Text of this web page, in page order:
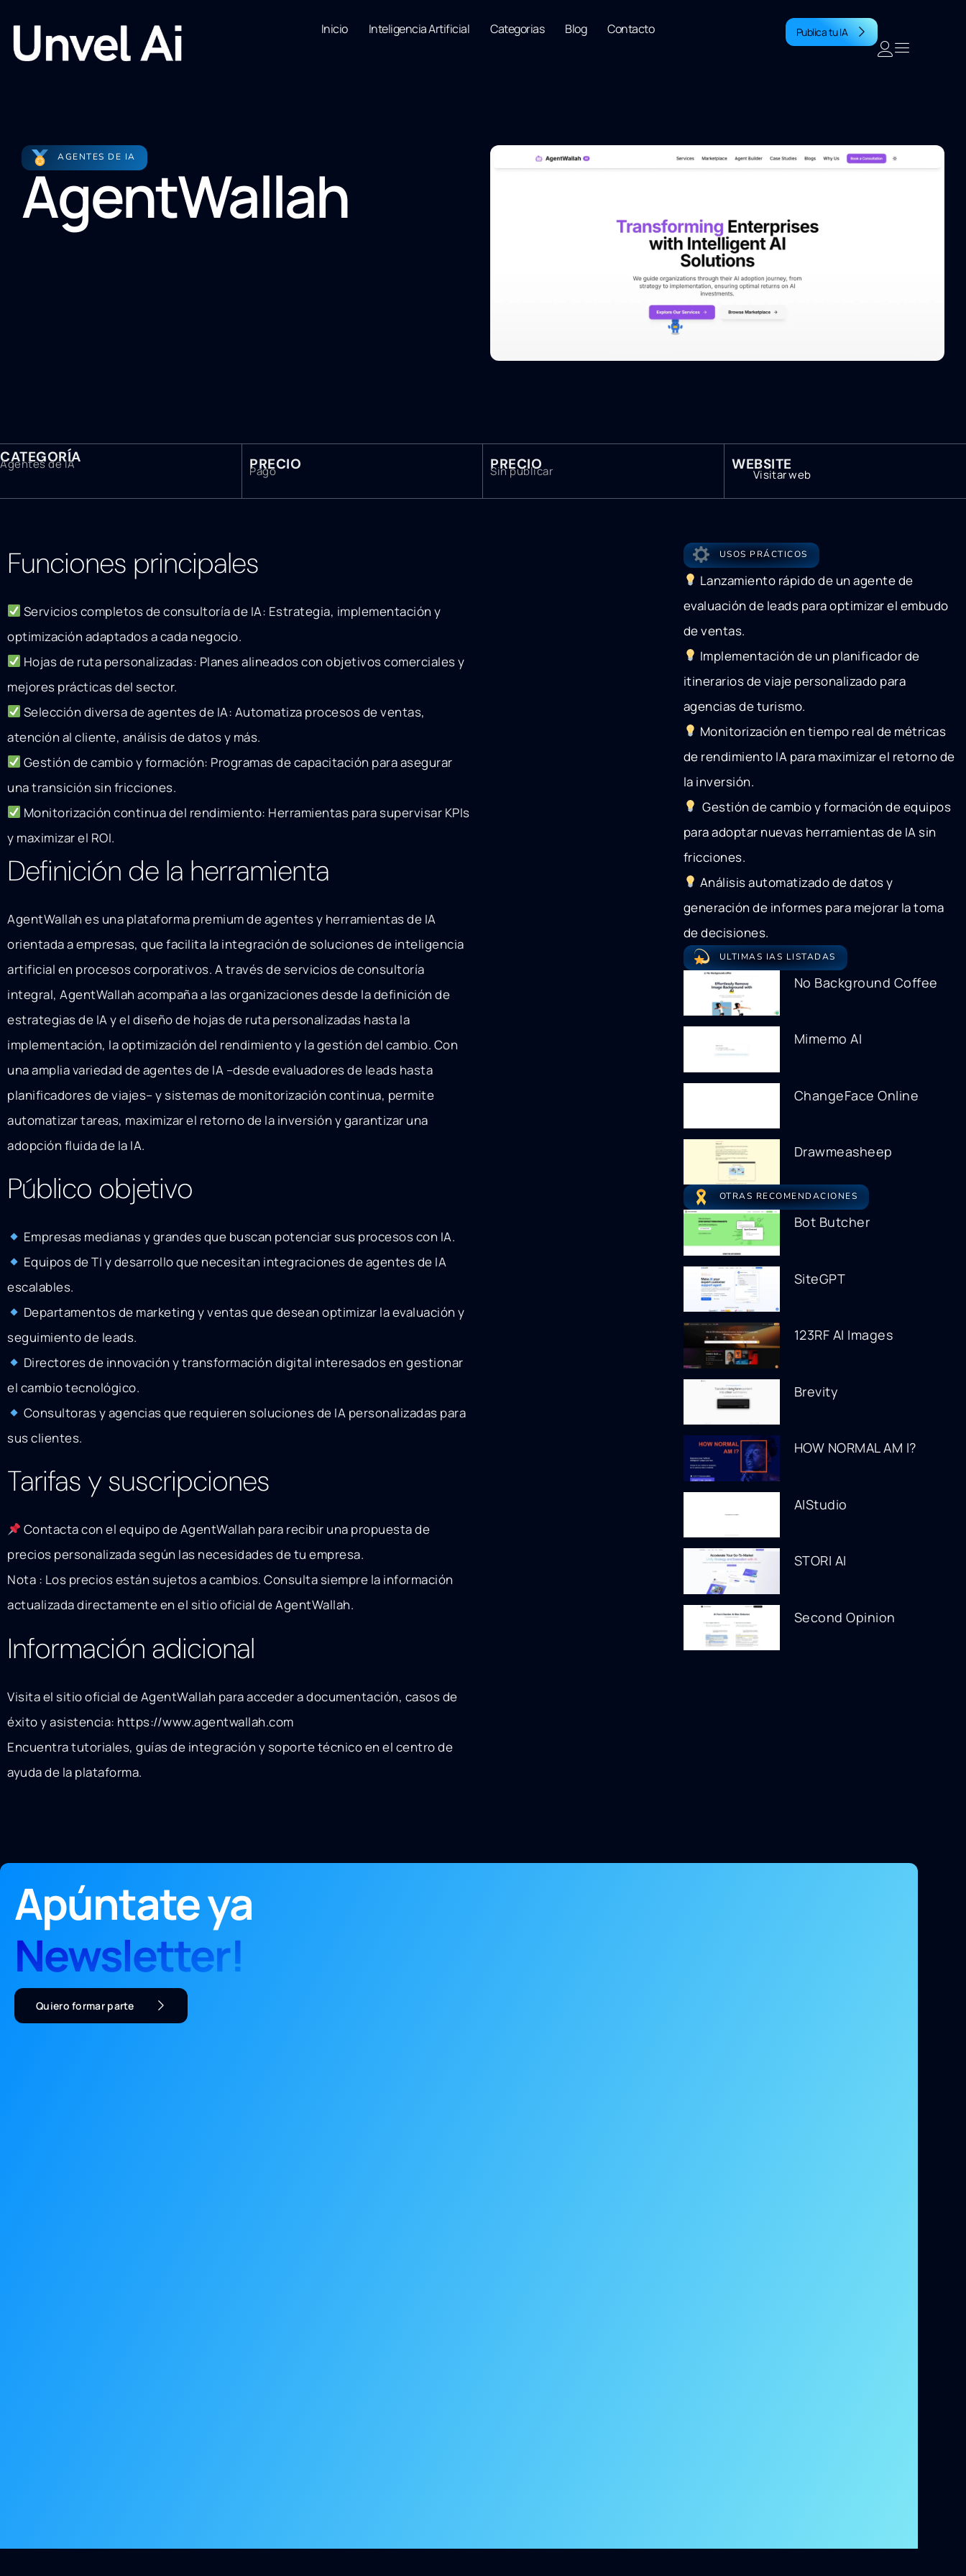
Inicio Inteligencia Artificial Categorias Blog Contacto Publica tu IA
AGENTES DE IA
AgentWallah
CATEGORÍA
Agentes de IA PRECIO
Pago PRECIO
Sin publicar WEBSITE
Visitar web
Funciones principales
Servicios completos de consultoría de IA: Estrategia, implementación y
optimización adaptados a cada negocio.
Hojas de ruta personalizadas: Planes alineados con objetivos comerciales y
mejores prácticas del sector.
Selección diversa de agentes de IA: Automatiza procesos de ventas,
atención al cliente, análisis de datos y más.
Gestión de cambio y formación: Programas de capacitación para asegurar
una transición sin fricciones.
Monitorización continua del rendimiento: Herramientas para supervisar KPIs
y maximizar el ROI.
Definición de la herramienta
AgentWallah es una plataforma premium de agentes y herramientas de IA
orientada a empresas, que facilita la integración de soluciones de inteligencia
artificial en procesos corporativos. A través de servicios de consultoría
integral, AgentWallah acompaña a las organizaciones desde la definición de
estrategias de IA y el diseño de hojas de ruta personalizadas hasta la
implementación, la optimización del rendimiento y la gestión del cambio. Con
una amplia variedad de agentes de IA –desde evaluadores de leads hasta
planificadores de viajes– y sistemas de monitorización continua, permite
automatizar tareas, maximizar el retorno de la inversión y garantizar una
adopción fluida de la IA.
Público objetivo
Empresas medianas y grandes que buscan potenciar sus procesos con IA.
Equipos de TI y desarrollo que necesitan integraciones de agentes de IA
escalables.
Departamentos de marketing y ventas que desean optimizar la evaluación y
seguimiento de leads.
Directores de innovación y transformación digital interesados en gestionar
el cambio tecnológico.
Consultoras y agencias que requieren soluciones de IA personalizadas para
sus clientes.
Tarifas y suscripciones
Contacta con el equipo de AgentWallah para recibir una propuesta de
precios personalizada según las necesidades de tu empresa.
Nota : Los precios están sujetos a cambios. Consulta siempre la información
actualizada directamente en el sitio oficial de AgentWallah.
Información adicional
Visita el sitio oficial de AgentWallah para acceder a documentación, casos de
éxito y asistencia: https://www.agentwallah.com
Encuentra tutoriales, guías de integración y soporte técnico en el centro de
ayuda de la plataforma.
USOS PRÁCTICOS
Lanzamiento rápido de un agente de
evaluación de leads para optimizar el embudo
de ventas.
Implementación de un planificador de
itinerarios de viaje personalizado para
agencias de turismo.
Monitorización en tiempo real de métricas
de rendimiento IA para maximizar el retorno de
la inversión.
Gestión de cambio y formación de equipos
para adoptar nuevas herramientas de IA sin
fricciones.
Análisis automatizado de datos y
generación de informes para mejorar la toma
de decisiones.
ULTIMAS IAS LISTADAS
No Background Coffee
Mimemo AI
ChangeFace Online
Drawmeasheep
OTRAS RECOMENDACIONES
Bot Butcher
SiteGPT
123RF AI Images
Brevity
HOW NORMAL AM I?
AIStudio
STORI AI
Second Opinion
Apúntate ya
Newsletter!
Quiero formar parte